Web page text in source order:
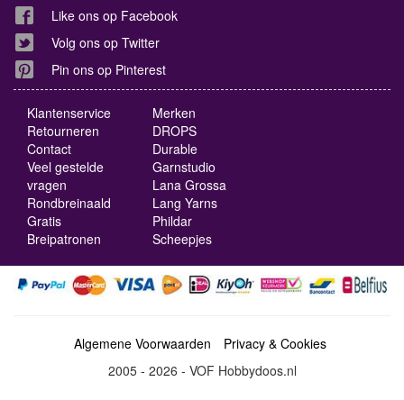
Like ons op Facebook
Volg ons op Twitter
Pin ons op Pinterest
Klantenservice
Retourneren
Contact
Veel gestelde
vragen
Rondbreinaald
Gratis
Breipatronen
Merken
DROPS
Durable
Garnstudio
Lana Grossa
Lang Yarns
Phildar
Scheepjes
Algemene Voorwaarden
Privacy & Cookies
2005 - 2026 - VOF Hobbydoos.nl